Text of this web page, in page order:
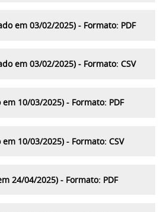
em 03/02/2025) - Formato: PDF
em 03/02/2025) - Formato: CSV
10/03/2025) - Formato: PDF
10/03/2025) - Formato: CSV
24/04/2025) - Formato: PDF